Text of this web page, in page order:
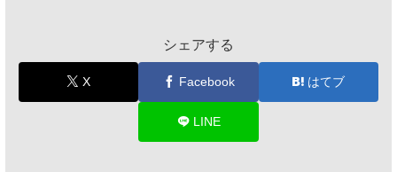
シェアする
X Facebook はてブ
LINE